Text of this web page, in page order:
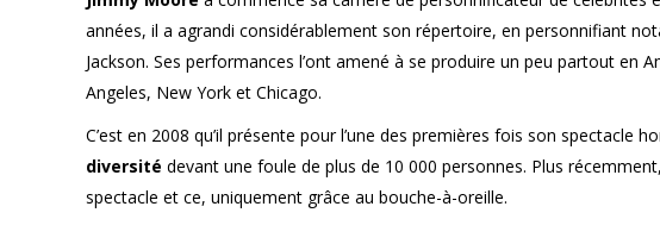
années, il a agrandi considérablement son répertoire, en personnifiant
Jackson. Ses performances l’ont amené à se produire un peu partout en
Angeles, New York et Chicago.
C’est en 2008 qu’il présente pour l’une des premières fois son spectacle
diversité devant une foule de plus de 10 000 personnes. Plus récemment,
spectacle et ce, uniquement grâce au bouche-à-oreille.